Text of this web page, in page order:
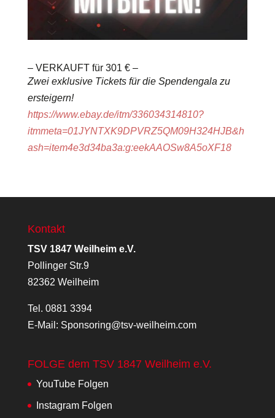
– VERKAUFT für 301 € –
Zwei exklusive Tickets für die Spendengala zu
ersteigern!
https://www.ebay.de/itm/336034314810?
itmmeta=01JYNTXK9DPVRZ5QM09H324HJB&h
ash=item4e3d34ba3a:g:eekAAOSw8A5oXF18
Kontakt
TSV 1847 Weilheim e.V.
Pollinger Str.9
82362 Weilheim
Tel. 0881 3394
E-Mail: Sponsoring@tsv-weilheim.com
FOLGE dem TSV 1847 Weilheim e.V.
YouTube Folgen
Instagram Folgen